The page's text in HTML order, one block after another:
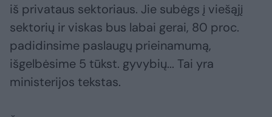
iš privataus sektoriaus. Jie subėgs į viešąjį
sektorių ir viskas bus labai gerai, 80 proc.
padidinsime paslaugų prieinamumą,
išgelbėsime 5 tūkst. gyvybių... Tai yra
ministerijos tekstas.